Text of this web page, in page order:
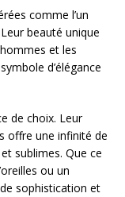
comme l’un
beauté unique
et les
d’élégance
de choix. Leur
offre une infinité de
sublimes. Que ce
ou un
sophistication et